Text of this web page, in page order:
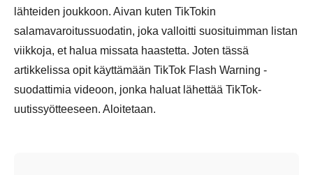
lähteiden joukkoon. Aivan kuten TikTokin
salamavaroitussuodatin, joka valloitti suosituimman listan
viikkoja, et halua missata haastetta. Joten tässä
artikkelissa opit käyttämään TikTok Flash Warning -
suodattimia videoon, jonka haluat lähettää TikTok-
uutissyötteeseen. Aloitetaan.